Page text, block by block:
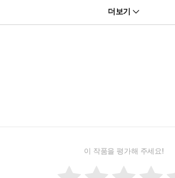
업에서 준원어민급 인재들이 먼저 찾는 영어 화술
더보기
이 작품을 평가해 주세요!